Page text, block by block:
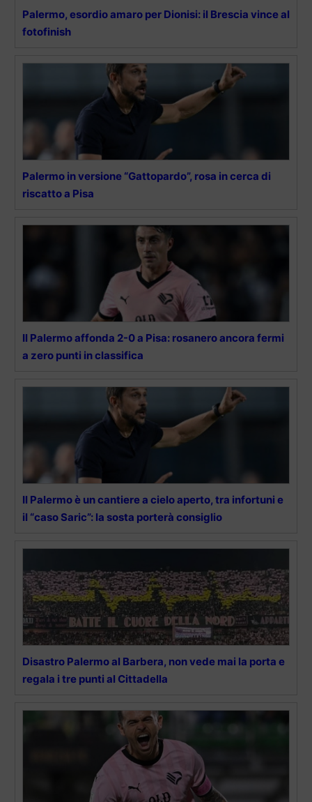
Palermo, esordio amaro per Dionisi: il Brescia vince al
fotofinish
Palermo in versione “Gattopardo”, rosa in cerca di
riscatto a Pisa
Il Palermo affonda 2-0 a Pisa: rosanero ancora fermi
a zero punti in classifica
Il Palermo è un cantiere a cielo aperto, tra infortuni e
il “caso Saric”: la sosta porterà consiglio
Disastro Palermo al Barbera, non vede mai la porta e
regala i tre punti al Cittadella